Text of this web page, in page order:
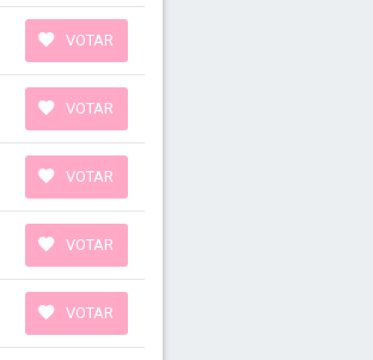
VOTAR
VOTAR
VOTAR
VOTAR
VOTAR